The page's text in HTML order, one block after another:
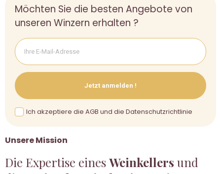
Unsere Mission
Die Expertise einesWeinkellers und
Möchten Sie die besten Angebote von
unseren Winzern erhalten ?
Jetzt anmelden !
Ich akzeptiere die AGB und die Datenschutzrichtlinie